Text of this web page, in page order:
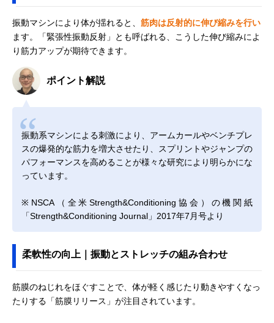
振動マシンにより体が揺れると、 筋肉は反射的に伸び縮みを行い
ます。「緊張性振動反射」とも呼ばれる、こうした伸び縮みによ
り筋力アップが期待できます。
ポイント解説
振動系マシンによる刺激により、アームカールやベンチプレ
スの爆発的な筋力を増大させたり、スプリントやジャンプの
パフォーマンスを高めることが様々な研究により明らかにな
っています。
※NSCA（全米Strength&Conditioning協会）の機関紙
「Strength&Conditioning Journal」2017年7月号より
柔軟性の向上｜振動とストレッチの組み合わせ
筋膜のねじれをほぐすことで、体が軽く感じたり動きやすくなっ
たりする「筋膜リリース」が注目されています。